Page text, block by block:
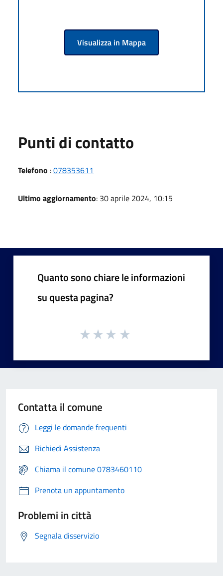
Visualizza in Mappa
Punti di contatto
Telefono :078353611
Ultimo aggiornamento: 30 aprile 2024, 10:15
Quanto sono chiare le informazioni
su questa pagina?
Contatta il comune
Leggi le domande frequenti
Richiedi Assistenza
Chiama il comune 0783460110
Prenota un appuntamento
Problemi in città
Segnala disservizio